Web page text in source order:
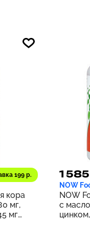
199 р.
169
кора
мг,
мг
1
NOW
NOW
с